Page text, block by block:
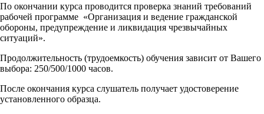
По окончании курса проводится проверка знаний требований
рабочей программе «Организация и ведение гражданской
обороны, предупреждение и ликвидация чрезвычайных
ситуаций».
Продолжительность (трудоемкость) обучения зависит от Вашего
выбора: 250/500/1000 часов.
После окончания курса слушатель получает удостоверение
установленного образца.